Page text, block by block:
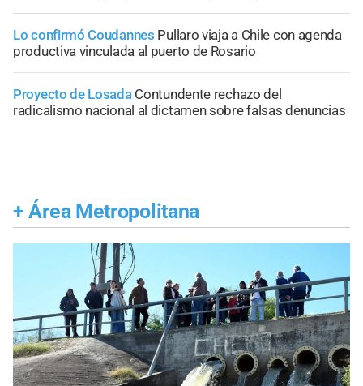
Lo confirmó Coudannes Pullaro viaja a Chile con agenda
productiva vinculada al puerto de Rosario
Proyecto de Losada Contundente rechazo del
radicalismo nacional al dictamen sobre falsas denuncias
+ Área Metropolitana